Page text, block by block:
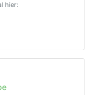
hier: